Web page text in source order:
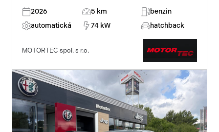
2026 5 km
benzin
automatická
74 kW hatchback
MOTORTEC spol. s r.o.